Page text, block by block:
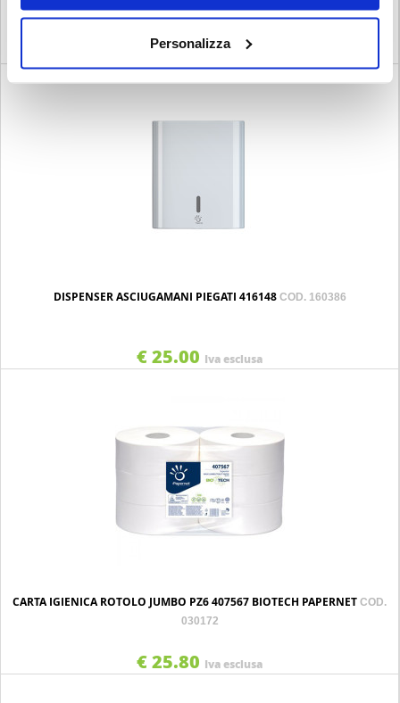
Personalizza
€ 21.00 Iva esclusa
DISPENSER ASCIUGAMANI PIEGATI 416148 COD. 160386
€ 25.00 Iva esclusa
CARTA IGIENICA ROTOLO JUMBO PZ6 407567 BIOTECH PAPERNET COD.
030172
€ 25.80 Iva esclusa